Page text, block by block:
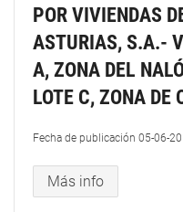
POR VIVIENDAS
ASTURIAS, S.A.-
A, ZONA DEL
LOTE C, ZONA DE
Fecha de publicación 05-06-
Más info